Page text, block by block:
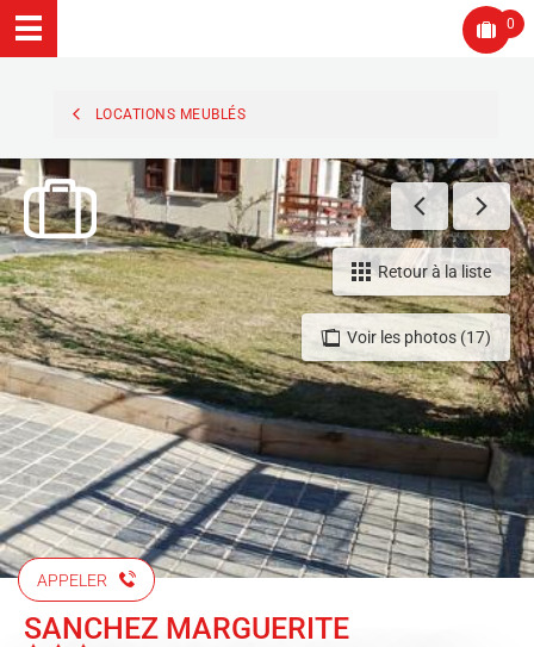
0
LOCATIONS MEUBLÉS
Voir les photos (17)
Retour à la liste
APPELER
SANCHEZ MARGUERITE